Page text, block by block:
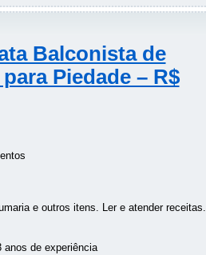
Balconista de
Piedade – R$
e outros itens. Ler e atender receitas.
anos de experiência